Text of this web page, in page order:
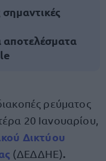
ρεύματος
20 Ιανουαρίου,
Δικτύου
(ΔΕΔΔΗΕ).